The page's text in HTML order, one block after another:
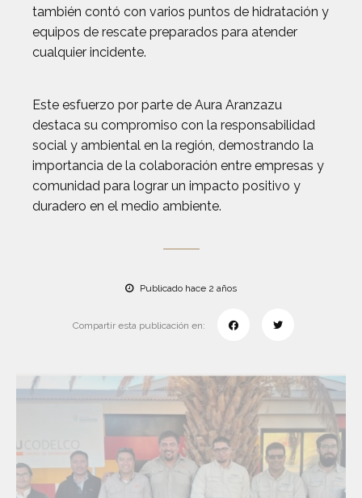
también contó con varios puntos de hidratación y
equipos de rescate preparados para atender
cualquier incidente.
Este esfuerzo por parte de Aura Aranzazu
destaca su compromiso con la responsabilidad
social y ambiental en la región, demostrando la
importancia de la colaboración entre empresas y
comunidad para lograr un impacto positivo y
duradero en el medio ambiente.
Publicado hace 2 años
Compartir esta publicación en: